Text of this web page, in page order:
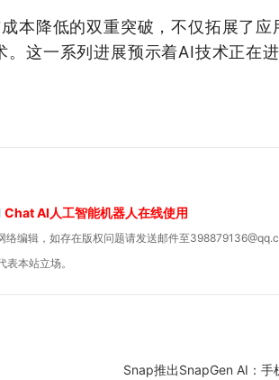
本降低的双重突破，不仅拓展了应
。这一系列进展预示着AI技术正在
Chat AI人工智能机器人在线使用
编辑，如存在版权问题请发送邮件至
本站立场。